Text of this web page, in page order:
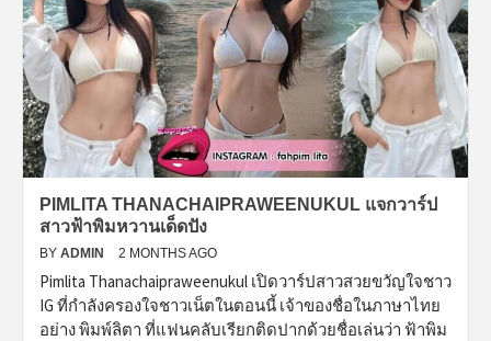
PIMLITA THANACHAIPRAWEENUKUL แจกวาร์ป
สาวฟ้าพิมหวานเด็ดปัง
BY ADMIN 2 MONTHS AGO
Pimlita Thanachaipraweenukul เปิดวาร์ปสาวสวยขวัญใจชาว
IG ที่กำลังครองใจชาวเน็ตในตอนนี้ เจ้าของชื่อในภาษาไทย
อย่าง พิมพ์ลิตา ที่แฟนคลับเรียกติดปากด้วยชื่อเล่นว่า ฟ้าพิม